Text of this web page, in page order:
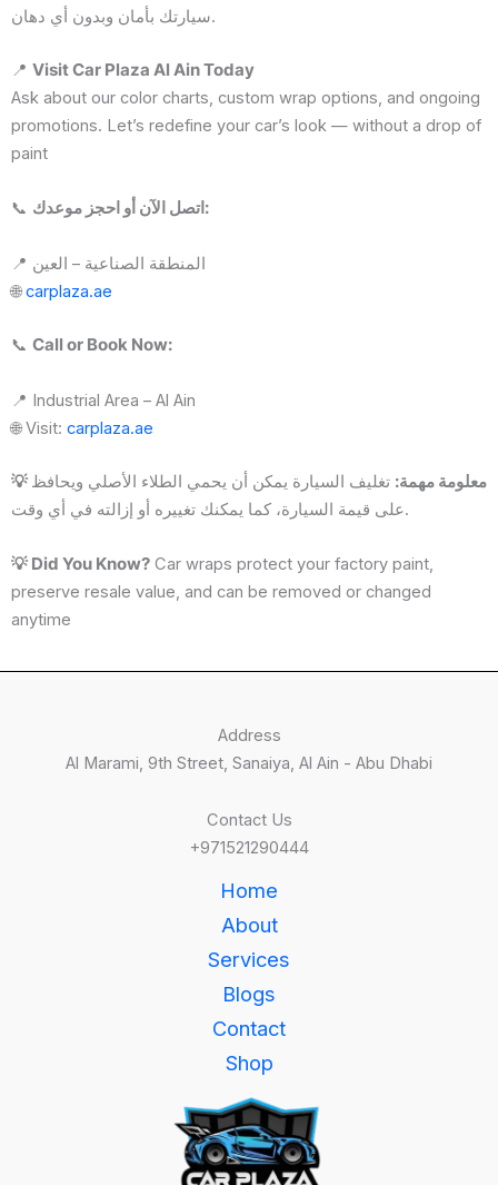
سيارتك بأمان وبدون أي دهان.
📍 Visit Car Plaza Al Ain Today
Ask about our color charts, custom wrap options, and ongoing
promotions. Let’s redefine your car’s look — without a drop of
paint
📞 اتصل الآن أو احجز موعدك:
📍 المنطقة الصناعية – العين
🌐carplaza.ae
📞 Call or Book Now:
📍 Industrial Area – Al Ain
🌐 Visit: carplaza.ae
💡 معلومة مهمة: تغليف السيارة يمكن أن يحمي الطلاء الأصلي ويحافظ
على قيمة السيارة، كما يمكنك تغييره أو إزالته في أي وقت.
💡 Did You Know? Car wraps protect your factory paint,
preserve resale value, and can be removed or changed
anytime
Address
Al Marami, 9th Street, Sanaiya, Al Ain - Abu Dhabi
Contact Us
+971521290444
Home
About
Services
Blogs
Contact
Shop